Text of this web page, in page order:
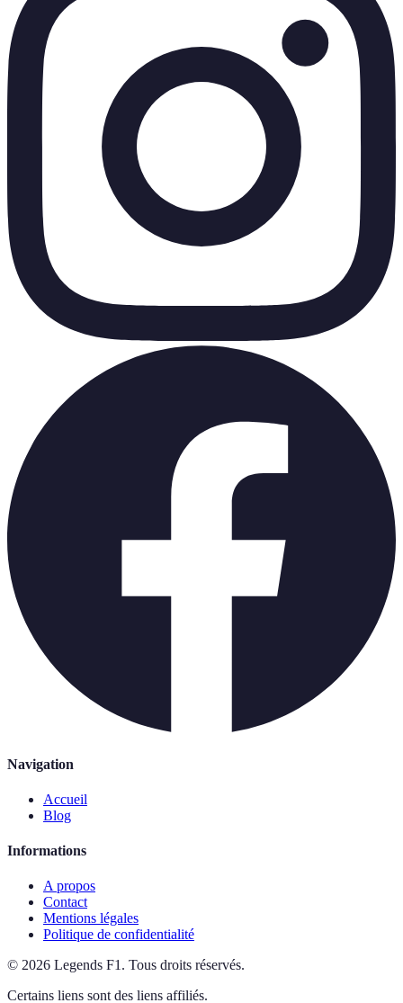
Navigation
Accueil
Blog
Informations
A propos
Contact
Mentions légales
Politique de confidentialité
© 2026 Legends F1 . Tous droits réservés.
Certains liens sont des liens affiliés.